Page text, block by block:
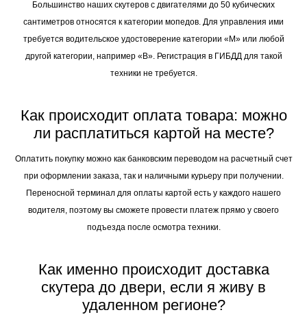
управления таким скутером?
Большинство наших скутеров с двигателями до 50 кубических
сантиметров относятся к категории мопедов. Для управления ими
требуется водительское удостоверение категории «М» или любой
ли расплатиться картой на месте?
Оплатить покупку можно как банковским переводом на расчетный счет
при оформлении заказа, так и наличными курьеру при получении.
Переносной терминал для оплаты картой есть у каждого нашего
Как именно происходит доставка